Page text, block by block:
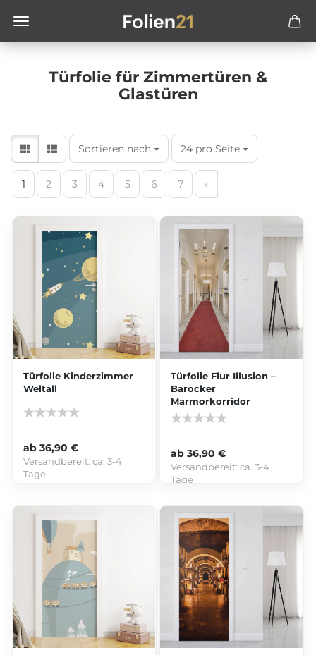
Türfolie für Zimmertüren &
Glastüren
Sortieren nach 24 pro Seite
1 2 3 4 5 6 7 »
Türfolie Kinderzimmer
Weltall
ab 36,90 €
Versandbereit:ca. 3-4
Tage
Türfolie Flur Illusion –
Barocker
Marmorkorridor
ab 36,90 €
Versandbereit:ca. 3-4
Tage